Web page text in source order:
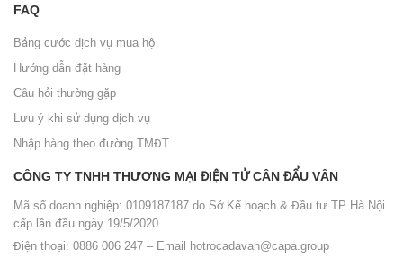
FAQ
Bảng cước dịch vụ mua hộ
Hướng dẫn đặt hàng
Câu hỏi thường gặp
Lưu ý khi sử dụng dịch vụ
Nhập hàng theo đường TMĐT
CÔNG TY TNHH THƯƠNG MẠI ĐIỆN TỬ CÂN ĐẨU VÂN
Mã số doanh nghiệp: 0109187187 do Sở Kế hoạch & Đầu tư TP Hà Nội
cấp lần đầu ngày 19/5/2020
Điện thoại: 0886 006 247 – Email
hotrocadavan@capa.group